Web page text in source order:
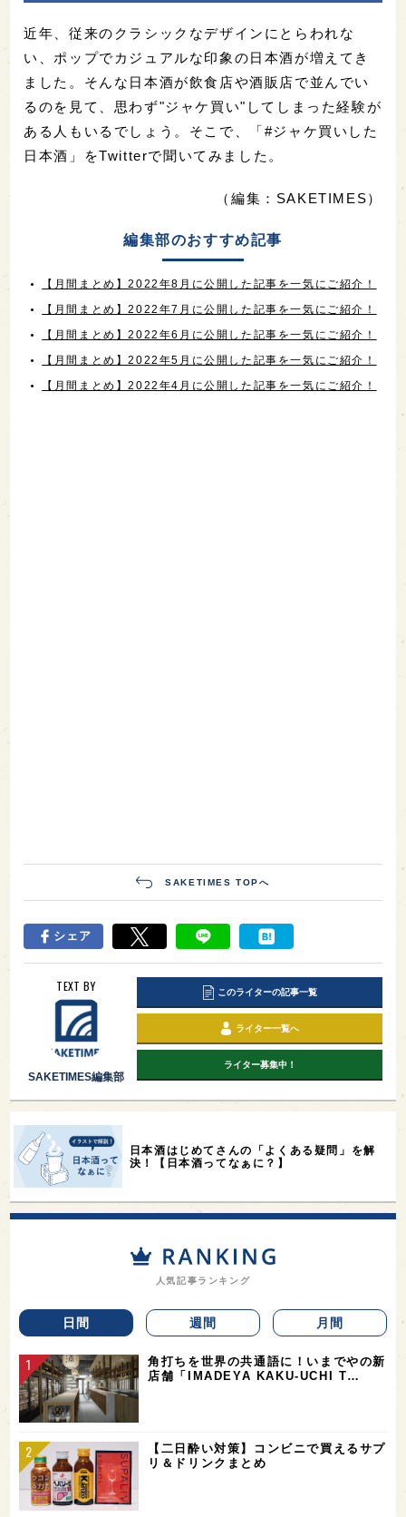
近年、従来のクラシックなデザインにとらわれな
い、ポップでカジュアルな印象の日本酒が増えてき
ました。そんな日本酒が飲食店や酒販店で並んでい
るのを見て、思わず"ジャケ買い"してしまった経験が
ある人もいるでしょう。そこで、「#ジャケ買いした
日本酒」をTwitterで聞いてみました。
（編集：SAKETIMES）
編集部のおすすめ記事
【月間まとめ】2022年8月に公開した記事を一気にご紹介！
【月間まとめ】2022年7月に公開した記事を一気にご紹介！
【月間まとめ】2022年6月に公開した記事を一気にご紹介！
【月間まとめ】2022年5月に公開した記事を一気にご紹介！
【月間まとめ】2022年4月に公開した記事を一気にご紹介！
SAKETIMES TOPへ
シェア
TEXT BY
SAKETIMES編集部
このライターの記事一覧
ライター一覧へ
ライター募集中！
日本酒はじめてさんの「よくある疑問」を解
決！【日本酒ってなぁに？】
人気記事ランキング
日間 週間 月間
角打ちを世界の共通語に！いまでやの新
店舗「IMADEYA KAKU-UCHI T…
【二日酔い対策】コンビニで買えるサプ
リ＆ドリンクまとめ